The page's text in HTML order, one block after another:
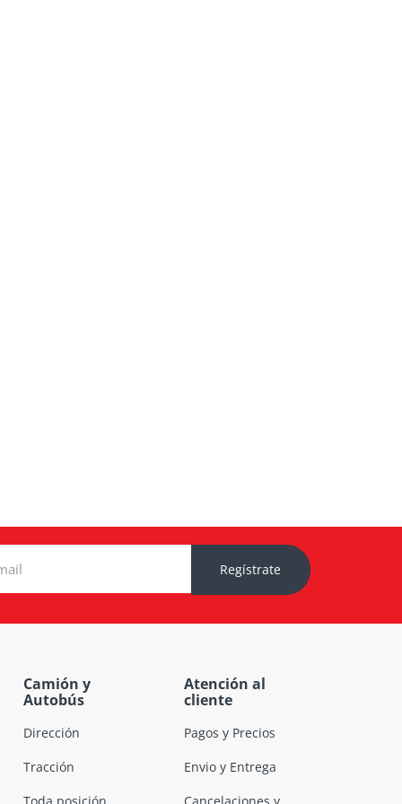
Regístrate
Camión y
Autobús
Dirección
Tracción
Toda posición
Atención al
cliente
Pagos y Precios
Envio y Entrega
Cancelaciones y